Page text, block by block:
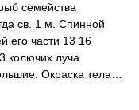
семейства
св. 1 м. Спинной
его части 13 16
колючих луча.
Окраска тела…